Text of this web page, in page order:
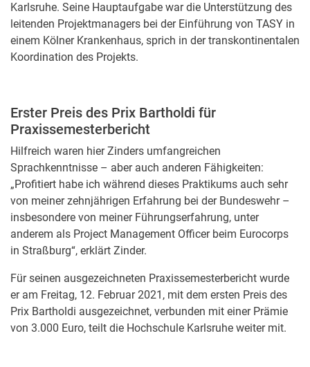
Karlsruhe. Seine Hauptaufgabe war die Unterstützung des
leitenden Projektmanagers bei der Einführung von TASY in
einem Kölner Krankenhaus, sprich in der transkontinentalen
Koordination des Projekts.
Erster Preis des Prix Bartholdi für
Praxissemesterbericht
Hilfreich waren hier Zinders umfangreichen
Sprachkenntnisse – aber auch anderen Fähigkeiten:
„Profitiert habe ich während dieses Praktikums auch sehr
von meiner zehnjährigen Erfahrung bei der Bundeswehr –
insbesondere von meiner Führungserfahrung, unter
anderem als Project Management Officer beim Eurocorps
in Straßburg“, erklärt Zinder.
Für seinen ausgezeichneten Praxissemesterbericht wurde
er am Freitag, 12. Februar 2021, mit dem ersten Preis des
Prix Bartholdi ausgezeichnet, verbunden mit einer Prämie
von 3.000 Euro, teilt die Hochschule Karlsruhe weiter mit.